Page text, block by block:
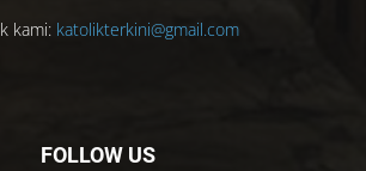
kami: katolikterkini@gmail.com
FOLLOW US